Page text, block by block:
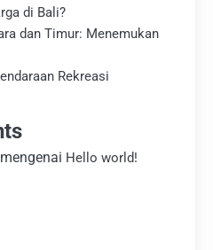
di Bali?
dan Timur: Menemukan
Rekreasi
mengenai Hello world!